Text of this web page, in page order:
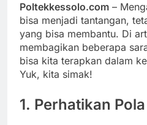
Poltekkessolo.com –
bisa menjadi tantangan,
yang bisa membantu. Di
membagikan beberapa
bisa kita terapkan dalam
Yuk, kita simak!
1. Perhatikan